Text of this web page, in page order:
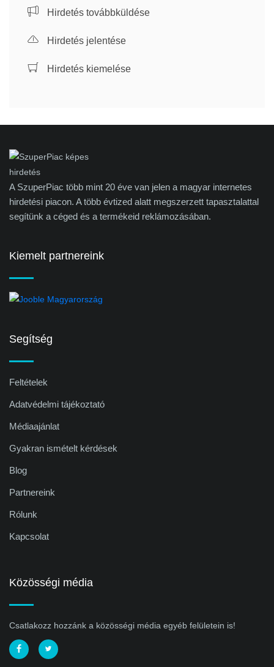
Hirdetés továbbküldése
Hirdetés jelentése
Hirdetés kiemelése
A SzuperPiac több mint 20 éve van jelen a magyar internetes
hirdetési piacon. A több évtized alatt megszerzett tapasztalattal
segítünk a céged és a termékeid reklámozásában.
Kiemelt partnereink
Segítség
Feltételek
Adatvédelmi tájékoztató
Médiaajánlat
Gyakran ismételt kérdések
Blog
Partnereink
Rólunk
Kapcsolat
Közösségi média
Csatlakozz hozzánk a közösségi média egyéb felületein is!